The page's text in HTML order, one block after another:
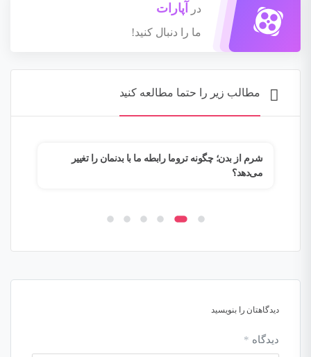
در آپارات
ما را دنبال کنید!
مطالب زیر را حتما مطالعه کنید
شرم از بدن؛ چگونه تروما رابطه ما با بدنمان را تغییر
می‌دهد؟
دیدگاهتان را بنویسید
دیدگاه *